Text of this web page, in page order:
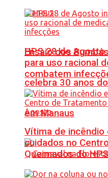
Ensaio dos
celebra 30 anos
em Manaus
HPS 28 de
para uso racional
combatem
Vítima de
cuidados no
Queimados do